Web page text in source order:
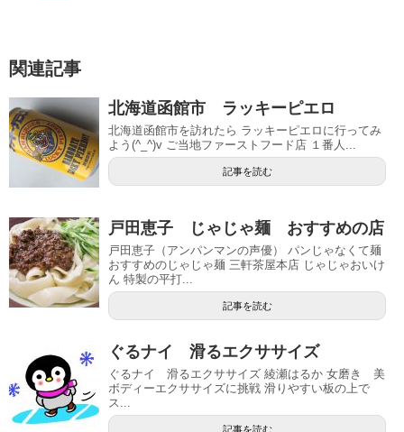
関連記事
北海道函館市 ラッキーピエロ
北海道函館市を訪れたら ラッキーピエロに行ってみ
よう(^_^)v ご当地ファーストフード店 １番人...
記事を読む
戸田恵子 じゃじゃ麺 おすすめの店
戸田恵子（アンパンマンの声優） パンじゃなくて麺
おすすめのじゃじゃ麺 三軒茶屋本店 じゃじゃおいけ
ん 特製の平打...
記事を読む
ぐるナイ 滑るエクササイズ
ぐるナイ 滑るエクササイズ 綾瀬はるか 女磨き 美
ボディーエクササイズに挑戦 滑りやすい板の上で
ス...
記事を読む